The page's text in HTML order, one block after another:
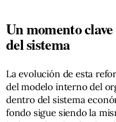
Un momento
del sistema
La evolución de esta
del modelo interno del
dentro del sistema
fondo sigue siendo la